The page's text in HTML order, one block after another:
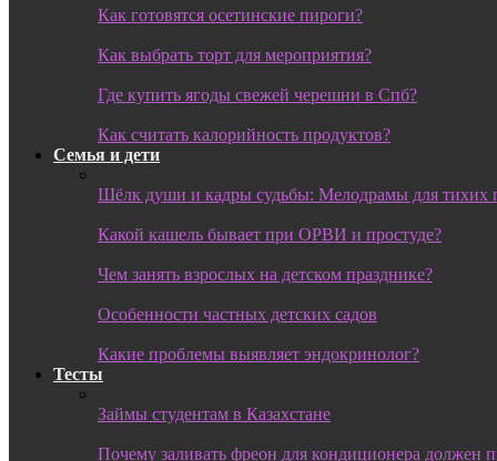
Как готовятся осетинские пироги?
Как выбрать торт для мероприятия?
Где купить ягоды свежей черешни в Спб?
Как считать калорийность продуктов?
Семья и дети
Шёлк души и кадры судьбы: Мелодрамы для тихих
Какой кашель бывает при ОРВИ и простуде?
Чем занять взрослых на детском празднике?
Особенности частных детских садов
Какие проблемы выявляет эндокринолог?
Тесты
Займы студентам в Казахстане
Почему заливать фреон для кондиционера должен